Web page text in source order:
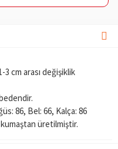
3 cm arası değişiklik
86, Bel: 66, Kalça: 86
kumaştan üretilmiştir.